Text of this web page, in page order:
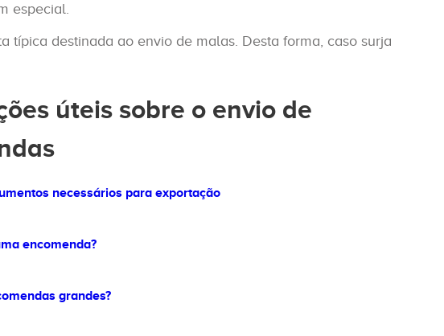
especial.
típica destinada ao envio de malas. Desta forma, caso surja
úteis sobre o envio de
necessários para exportação
encomenda?
grandes?